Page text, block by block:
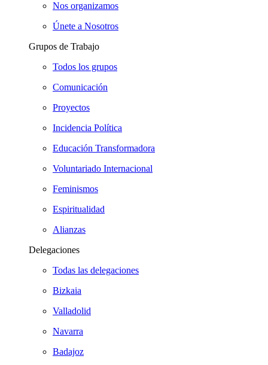
Nos organizamos
Únete a Nosotros
Grupos de Trabajo
Todos los grupos
Comunicación
Proyectos
Incidencia Política
Educación Transformadora
Voluntariado Internacional
Feminismos
Espiritualidad
Alianzas
Delegaciones
Todas las delegaciones
Bizkaia
Valladolid
Navarra
Badajoz